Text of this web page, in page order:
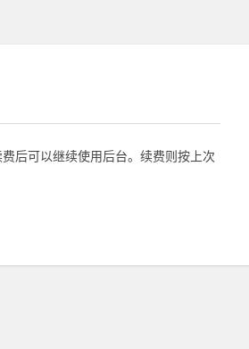
后可以继续使用后台。续费则按上次